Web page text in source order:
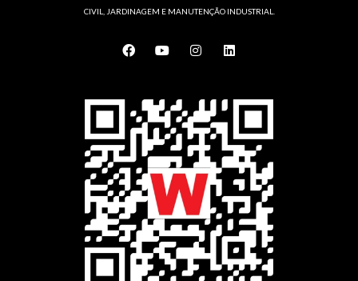
CIVIL, JARDINAGEM E MANUTENÇÃO INDUSTRIAL.
F
a
o
k
Y
o
b
e
I
n
g
r
a
m
L
i